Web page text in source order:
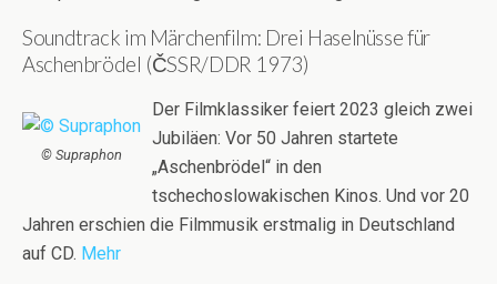
Soundtrack im Märchenfilm: Drei Haselnüsse für
Aschenbrödel (ČSSR/DDR 1973)
© Supraphon
Der Filmklassiker feiert 2023 gleich zwei
Jubiläen: Vor 50 Jahren startete
„Aschenbrödel“ in den
tschechoslowakischen Kinos. Und vor 20
Jahren erschien die Filmmusik erstmalig in Deutschland
auf CD. Mehr